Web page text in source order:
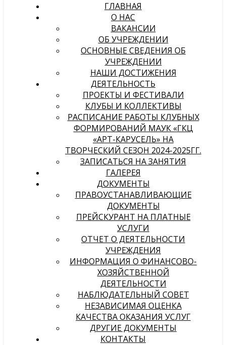
ГЛАВНАЯ
О НАС
ВАКАНСИИ
ОБ УЧРЕЖДЕНИИ
ОСНОВНЫЕ СВЕДЕНИЯ ОБ
УЧРЕЖДЕНИИ
НАШИ ДОСТИЖЕНИЯ
ДЕЯТЕЛЬНОСТЬ
ПРОЕКТЫ И ФЕСТИВАЛИ
КЛУБЫ И КОЛЛЕКТИВЫ
РАСПИСАНИЕ РАБОТЫ КЛУБНЫХ
ФОРМИРОВАНИЙ МАУК «ГКЦ
«АРТ-КАРУСЕЛЬ» НА
ТВОРЧЕСКИЙ СЕЗОН 2024-2025ГГ.
ЗАПИСАТЬСЯ НА ЗАНЯТИЯ
ГАЛЕРЕЯ
ДОКУМЕНТЫ
ПРАВОУСТАНАВЛИВАЮЩИЕ
ДОКУМЕНТЫ
ПРЕЙСКУРАНТ НА ПЛАТНЫЕ
УСЛУГИ
ОТЧЕТ О ДЕЯТЕЛЬНОСТИ
УЧРЕЖДЕНИЯ
ИНФОРМАЦИЯ О ФИНАНСОВО-
ХОЗЯЙСТВЕННОЙ
ДЕЯТЕЛЬНОСТИ
НАБЛЮДАТЕЛЬНЫЙ СОВЕТ
НЕЗАВИСИМАЯ ОЦЕНКА
КАЧЕСТВА ОКАЗАНИЯ УСЛУГ
ДРУГИЕ ДОКУМЕНТЫ
КОНТАКТЫ